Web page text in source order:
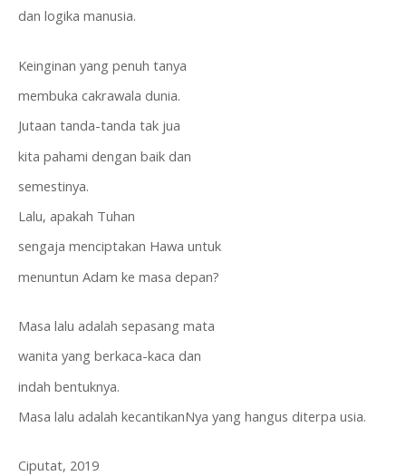
dan logika manusia.
Keinginan yang penuh tanya
membuka cakrawala dunia.
Jutaan tanda-tanda tak jua
kita pahami dengan baik dan
semestinya.
Lalu, apakah Tuhan
sengaja menciptakan Hawa untuk
menuntun Adam ke masa depan?
Masa lalu adalah sepasang mata
wanita yang berkaca-kaca dan
indah bentuknya.
Masa lalu adalah kecantikanNya yang hangus diterpa usia.
Ciputat, 2019